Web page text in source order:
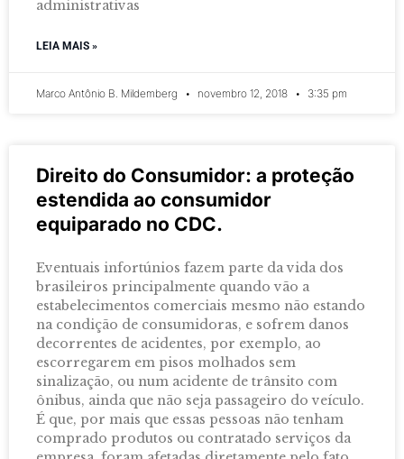
administrativas
LEIA MAIS »
Marco Antônio B. Mildemberg novembro 12, 2018 3:35 pm
Direito do Consumidor: a proteção
estendida ao consumidor
equiparado no CDC.
Eventuais infortúnios fazem parte da vida dos
brasileiros principalmente quando vão a
estabelecimentos comerciais mesmo não estando
na condição de consumidoras, e sofrem danos
decorrentes de acidentes, por exemplo, ao
escorregarem em pisos molhados sem
sinalização, ou num acidente de trânsito com
ônibus, ainda que não seja passageiro do veículo.
É que, por mais que essas pessoas não tenham
comprado produtos ou contratado serviços da